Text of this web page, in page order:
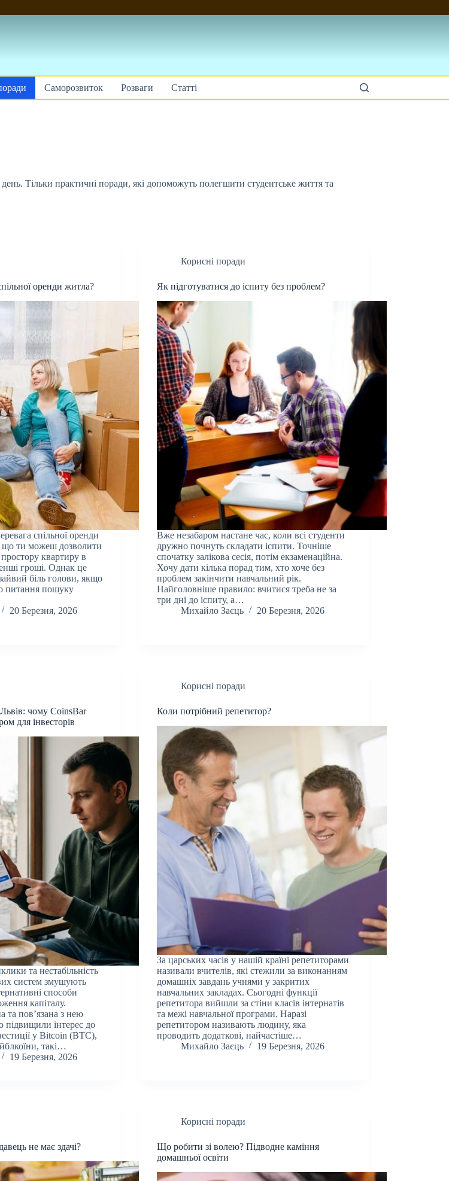
Саморозвиток Розваги Статті
день. Тільки практичні поради, які допоможуть полегшити студентське життя та
оренди житла?
спільної оренди
що ти можеш дозволити
квартиру в
гроші. Однак це
біль голови, якщо
питання пошуку
20 Березня, 2026
Корисні поради
Як підготуватися до іспиту без проблем?
Вже незабаром настане час, коли всі студенти
дружно почнуть складати іспити. Точніше
спочатку залікова сесія, потім екзаменаційна.
Хочу дати кілька порад тим, хто хоче без
проблем закінчити навчальний рік.
Найголовніше правило: вчитися треба не за
три дні до іспиту, а…
Михайло Заєць
20 Березня, 2026
чому CoinsBar
для інвесторів
та нестабільність
систем змушують
способи
капіталу.
та пов’язана з нею
підвищили інтерес до
у Bitcoin (BTC),
такі…
19 Березня, 2026
Корисні поради
Коли потрібний репетитор?
За царських часів у нашій країні репетиторами
називали вчителів, які стежили за виконанням
домашніх завдань учнями у закритих
навчальних закладах. Сьогодні функції
репетитора вийшли за стіни класів інтернатів
та межі навчальної програми. Наразі
репетитором називають людину, яка
проводить додаткові, найчастіше…
Михайло Заєць
19 Березня, 2026
не має здачі?
Корисні поради
Що робити зі волею? Підводне каміння
домашньої освіти